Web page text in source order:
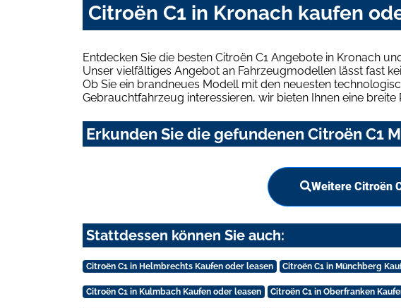
Citroën C1 in Kronach kaufen
Entdecken Sie die besten Citroën C1 Angebote in Kronach
Unser vielfältiges Angebot an Fahrzeugmodellen lässt fast
Ob Sie ein brandneues Modell mit den neuesten
Gebrauchtfahrzeug interessieren, wir bieten Ihnen eine breite
Erkunden Sie die gefundenen Citroën C1
Weitere Citroën
Stattdessen können Sie auch:
Citroën C1 in Helmbrechts Kaufen oder leasen Citroën C1 in Münchberg
Citroën C1 in Kulmbach Kaufen oder leasen Citroën C1 in Oberfranken